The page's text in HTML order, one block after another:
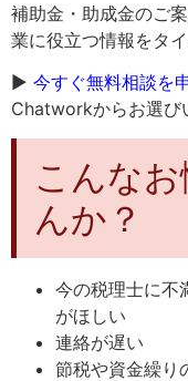
補助金・助成金のご
業に役立つ情報をタ
▶ 今すぐ無料相談を
Chatworkからお選び
こんな
んか？
今の税理士に不
がほしい
連絡が遅い
節税や資金繰り